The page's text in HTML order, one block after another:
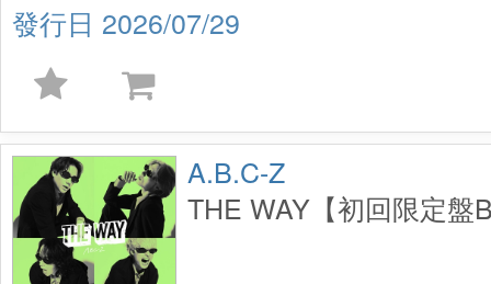
2026/07/29
A.B.C-Z
THE WAY【初回限定盤